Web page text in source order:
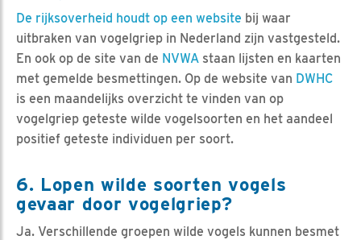
De rijksoverheid houdt op een website bij waar
uitbraken van vogelgriep in Nederland zijn vastgesteld.
En ook op de site van de NVWA staan lijsten en kaarten
met gemelde besmettingen. Op de website van DWHC
is een maandelijks overzicht te vinden van op
vogelgriep geteste wilde vogelsoorten en het aandeel
positief geteste individuen per soort.
6. Lopen wilde soorten vogels
gevaar door vogelgriep?
Ja. Verschillende groepen wilde vogels kunnen besmet